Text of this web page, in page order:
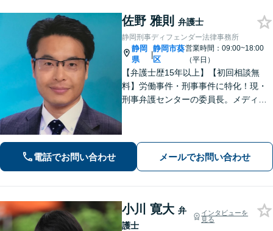
佐野 雅則 弁護士
静岡刑事ディフェンダー法律事務所
静岡
県
|
静岡市葵
区
営業時間：09:00~18:00
（平日）
【弁護士歴15年以上】【初回相談無
料】労働事件・刑事事件に特化！現・
刑事弁護センターの委員長。メディア
す。地域密着型の法律事務所
電話でお問い合わせ メールでお問い合わせ
小川 寛大 弁
護士
インタビューを
見る